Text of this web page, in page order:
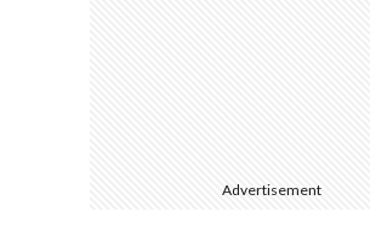
Advertisement